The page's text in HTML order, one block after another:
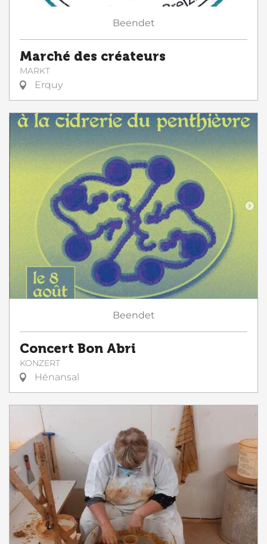
Beendet
Marché des créateurs
MARKT
Erquy
Beendet
Concert Bon Abri
KONZERT
Hénansal